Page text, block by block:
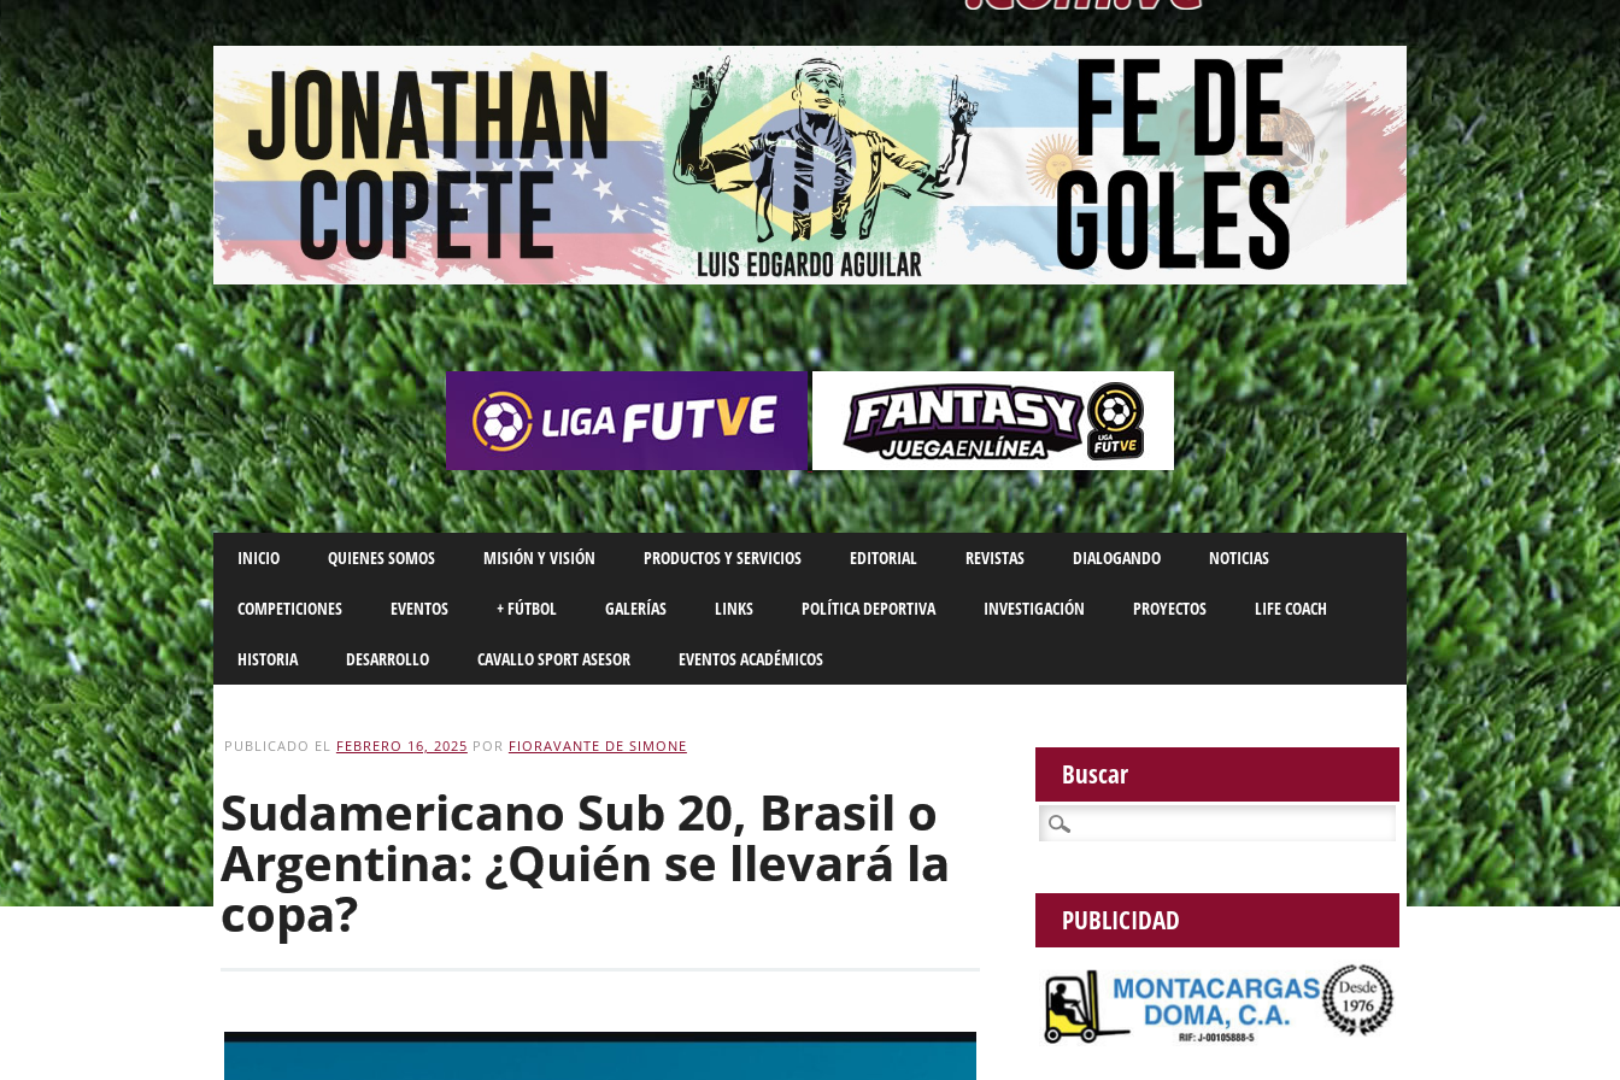
Main menu
Skip
to
content
INICIO QUIENES SOMOS MISIÓN Y VISIÓN PRODUCTOS Y SERVICIOS EDITORIAL REVISTAS DIALOGANDO NOTICIAS
COMPETICIONES EVENTOS + FÚTBOL GALERÍAS LINKS POLÍTICA DEPORTIVA INVESTIGACIÓN PROYECTOS LIFE COACH
HISTORIA DESARROLLO CAVALLO SPORT ASESOR EVENTOS ACADÉMICOS
PUBLICADO EL FEBRERO 16, 2025 POR FIORAVANTE DE SIMONE
Sudamericano Sub 20, Brasil o
Argentina: ¿Quién se llevará la
copa?
Buscar
Buscar:
PUBLICIDAD